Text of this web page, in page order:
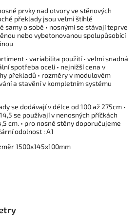
prvky nad otvory ve stěnových
překlady jsou velmi štíhlé
samy o sobě • nosnými se stávají teprve
nebo vybetonovanou spolupůsobící
• variabilita použití • velmi snadná
spotřeba oceli • nejnižší cena v
překladů • rozměry v modulovém
a stavění v kompletním systému
se dodávají v délce od 100 až 275cm •
se používají v nenosných příčkách
cm. • pro nosné stěny doporučujeme
odolnost : A1
1500x145x100mm